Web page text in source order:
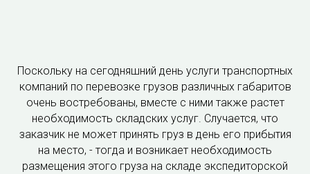
Поскольку на сегодняшний день услуги транспортных
компаний по перевозке грузов различных габаритов
очень востребованы, вместе с ними также растет
необходимость складских услуг. Случается, что
заказчик не может принять груз в день его прибытия
на место, - тогда и возникает необходимость
размещения этого груза на складе экспедиторской